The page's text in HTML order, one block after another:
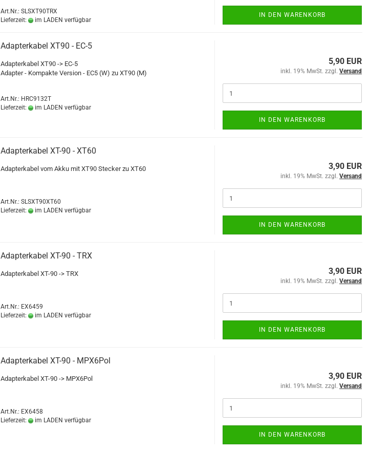
Art.Nr.: SLSXT90TRX
Lieferzeit:
im LADEN verfügbar
IN DEN WARENKORB
Adapterkabel XT90 - EC-5
Adapterkabel XT90 -> EC-5
Adapter - Kompakte Version - EC5 (W) zu XT90 (M)
Art.Nr.: HRC9132T
Lieferzeit:
im LADEN verfügbar
5,90 EUR
inkl. 19% MwSt. zzgl. Versand
IN DEN WARENKORB
Adapterkabel XT-90 - XT60
Adapterkabel vom Akku mit XT90 Stecker zu XT60
Art.Nr.: SLSXT90XT60
Lieferzeit:
im LADEN verfügbar
3,90 EUR
inkl. 19% MwSt. zzgl. Versand
IN DEN WARENKORB
Adapterkabel XT-90 - TRX
Adapterkabel XT-90 -> TRX
Art.Nr.: EX6459
Lieferzeit:
im LADEN verfügbar
3,90 EUR
inkl. 19% MwSt. zzgl. Versand
IN DEN WARENKORB
Adapterkabel XT-90 - MPX6Pol
Adapterkabel XT-90 -> MPX6Pol
Art.Nr.: EX6458
Lieferzeit:
im LADEN verfügbar
3,90 EUR
inkl. 19% MwSt. zzgl. Versand
IN DEN WARENKORB